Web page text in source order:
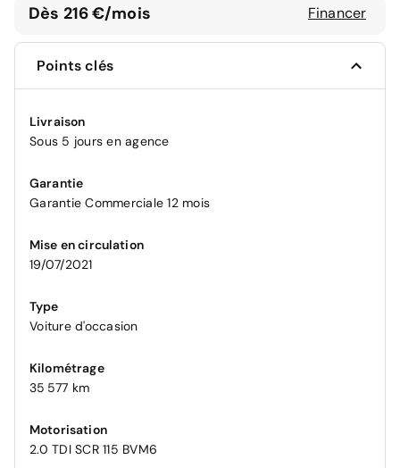
Dès 216 €/mois Financer
Points clés
Livraison
Sous 5 jours en agence
Garantie
Garantie Commerciale 12 mois
Mise en circulation
19/07/2021
Type
Voiture d'occasion
Kilométrage
35 577 km
Motorisation
2.0 TDI SCR 115 BVM6